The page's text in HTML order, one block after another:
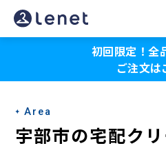
宇
部
の
宅
配
初回限定！全
ご注文は
Area
宇部市の宅配ク